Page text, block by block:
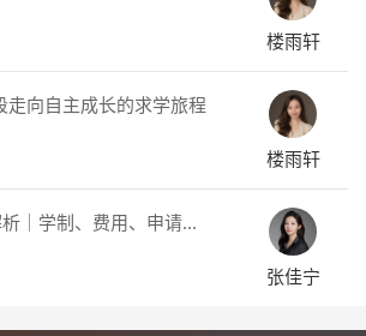
楼雨轩
走向自主成长的求学旅程
楼雨轩
｜学制、费用、申请...
张佳宁